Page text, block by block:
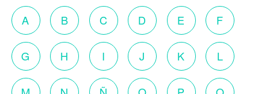
A B C D E F
G H I J K L